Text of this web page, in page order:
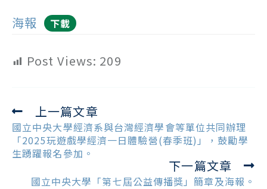
海報
下載
Post Views: 209
Read
more
articles
上一篇文章
國立中央大學經濟系與台灣經濟學會等單位共同辦理
「2025玩遊戲學經濟一日體驗營(春季班)」，鼓勵學
生踴躍報名參加。
下一篇文章
國立中央大學「第七屆公益傳播獎」簡章及海報。